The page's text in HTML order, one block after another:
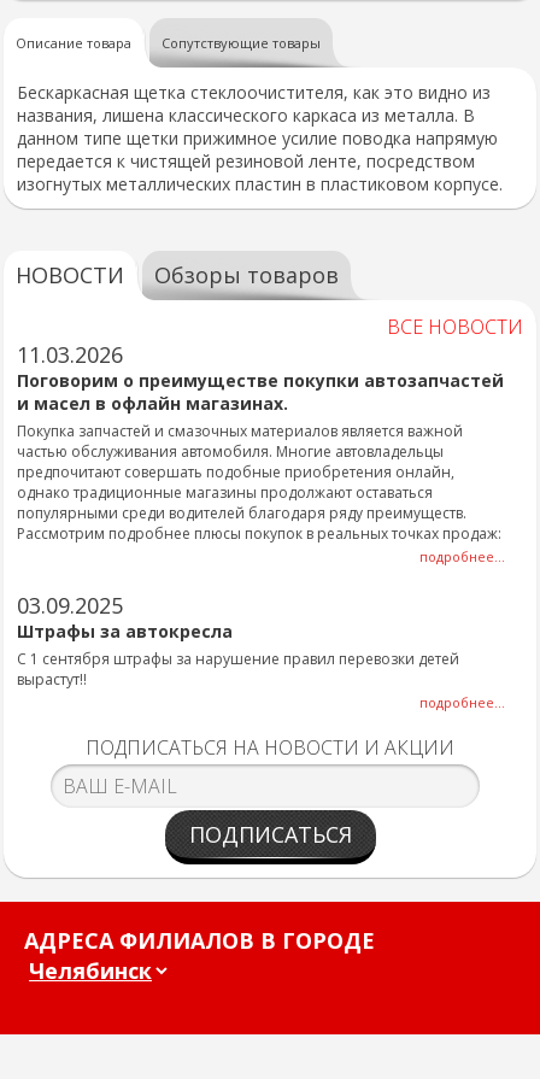
Описание товара Сопутствующие товары
Бескаркасная щетка стеклоочистителя, как это видно из
названия, лишена классического каркаса из металла. В
данном типе щетки прижимное усилие поводка напрямую
передается к чистящей резиновой ленте, посредством
изогнутых металлических пластин в пластиковом корпусе.
НОВОСТИ Обзоры товаров
ВСЕ НОВОСТИ
11.03.2026
Поговорим о преимуществе покупки автозапчастей
и масел в офлайн магазинах.
Покупка запчастей и смазочных материалов является важной
частью обслуживания автомобиля. Многие автовладельцы
предпочитают совершать подобные приобретения онлайн,
однако традиционные магазины продолжают оставаться
популярными среди водителей благодаря ряду преимуществ.
Рассмотрим подробнее плюсы покупок в реальных точках продаж:
подробнее...
03.09.2025
Штрафы за автокресла
С 1 сентября штрафы за нарушение правил перевозки детей
вырастут!!
подробнее...
ПОДПИСАТЬСЯ НА НОВОСТИ И АКЦИИ
ПОДПИСАТЬСЯ
АДРЕСА ФИЛИАЛОВ В ГОРОДЕ